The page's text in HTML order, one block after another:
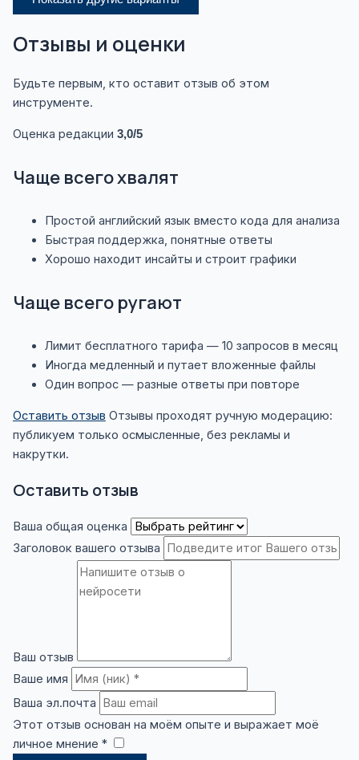
Отзывы и оценки
Будьте первым, кто оставит отзыв об этом
инструменте.
Оценка редакции 3,0/5
Чаще всего хвалят
Простой английский язык вместо кода для анализа
Быстрая поддержка, понятные ответы
Хорошо находит инсайты и строит графики
Чаще всего ругают
Лимит бесплатного тарифа — 10 запросов в месяц
Иногда медленный и путает вложенные файлы
Один вопрос — разные ответы при повторе
Оставить отзыв Отзывы проходят ручную модерацию:
публикуем только осмысленные, без рекламы и
накрутки.
Оставить отзыв
Ваша общая оценка
Заголовок вашего отзыва
Ваш отзыв
Ваше имя
Ваша эл.почта
Этот отзыв основан на моём опыте и выражает моё
личное мнение *